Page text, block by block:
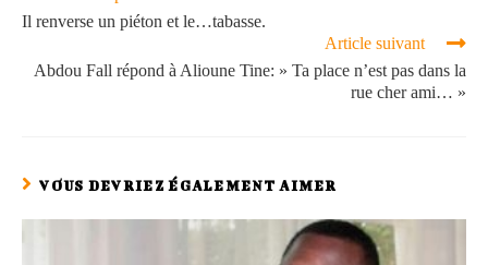
Il renverse un piéton et le…tabasse.
Article suivant
Abdou Fall répond à Alioune Tine: » Ta place n’est pas dans la
rue cher ami… »
VOUS DEVRIEZ ÉGALEMENT AIMER